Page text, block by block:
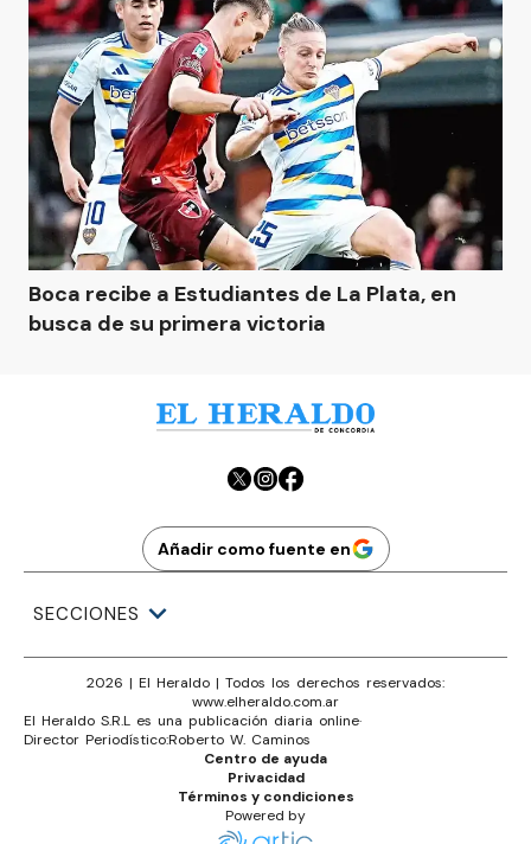
Boca recibe a Estudiantes de La Plata, en
busca de su primera victoria
Añadir como fuente en
SECCIONES
2026 | El Heraldo | Todos los derechos reservados:
www.elheraldo.com.ar
El Heraldo S.R.L es una publicación diaria online·
Director Periodístico:Roberto W. Caminos
Términos y condiciones
Privacidad
Centro de ayuda
Powered by